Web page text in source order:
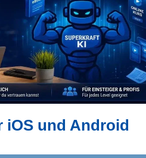
iOS und Android